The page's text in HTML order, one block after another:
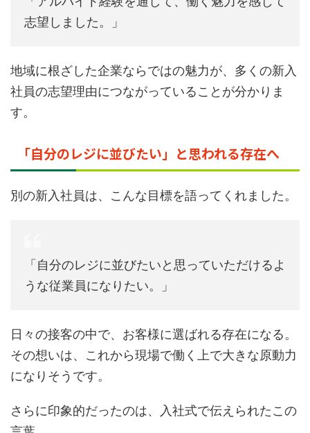
志望しました。」
地域に根ざした企業ならではの魅力が、多くの新入
社員の志望理由につながっていることが分かりま
す。
「自分のレジに並びたい」と思われる存在へ
別の新入社員は、こんな目標を語ってくれました。
「自分のレジに並びたいと思っていただけるよ
うな従業員になりたい。」
日々の接客の中で、お客様に選ばれる存在になる。
その想いは、これから現場で働く上で大きな原動力
になりそうです。
さらに印象的だったのは、入社式で伝えられたこの